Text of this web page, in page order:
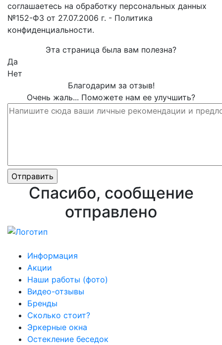
соглашаетесь на обработку персональных данных
№152-ФЗ от 27.07.2006 г. - Политика
конфиденциальности.
Эта страница была вам полезна?
Да
Нет
Благодарим за отзыв!
Очень жаль... Поможете нам ее улучшить?
Спасибо, сообщение
отправлено
Информация
Акции
Наши работы (фото)
Видео-отзывы
Бренды
Сколько стоит?
Эркерные окна
Остекление беседок